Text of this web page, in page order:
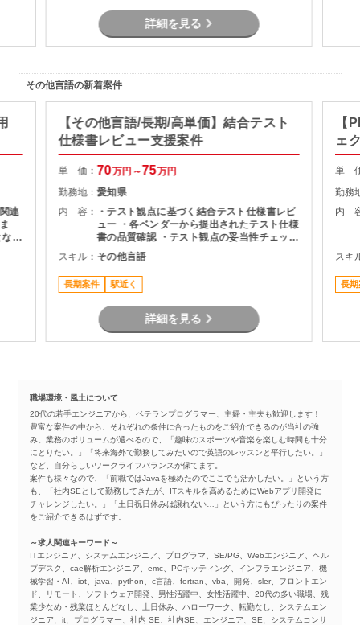
詳細を見る
その他言語の新着案件
連
る
【その他言語/長期/高単価】結合テスト
仕様書レビュー支援案件
単 価： 70万円～75万円
勤務地：愛知県
内 容：
・テスト観点に基づく結合テスト仕様書レビ
ュー ・各ベンダーから提出されたテスト仕様
書の品質確認 ・テスト観点の妥当性チェック
・指摘事項の整理およびレビュー結果のフィ
ードバック ・プロジェクト関係者との調整・
コミュニケーション
スキル： その他言語
長期案件 駅近く
詳細を見る
【
ェ
単
勤務
内
スキ
長期
職場環境・風土について
20代の若手エンジニアから、ベテランプログラマー、主婦・主夫も歓迎します！
豊富な案件の中から、それぞれの条件に合ったものをご紹介できるのが当社の強
み。業務のボリュームが選べるので、「趣味のスポーツや音楽を楽しむ時間も十分
にとりたい。」「将来海外で勤務してみたいので英語のレッスンと平行したい。」
など、自分らしいワークライフバランスが保てます。
案件も様々なので、「前職ではJavaを極めたのでここでも活かしたい。」という方
も、「社内SEとして勤務してきたが、ITスキルを高めるためにWebアプリ開発に
チャレンジしたい。」「土日祝日休みは譲れない…」という方にもぴったりの案件
をご紹介できるはずです。
～求人関連キーワード～
ITエンジニア、システムエンジニア、プログラマ、SE/PG、Webエンジニア、ヘル
プデスク、cae解析エンジニア、emc、PCキッティング、インフラエンジニア、機
械学習・AI、iot、java、python、c言語、fortran、vba、開発、sler、フロントエン
ド、リモート、ソフトウェア開発、男性活躍中、女性活躍中、20代の多い職場、残
業少なめ・残業ほとんどなし、土日休み、ハローワーク、転勤なし、システムエン
ジニア、it、プログラマー、社内 SE、社内SE、エンジニア、SE、システムコンサ